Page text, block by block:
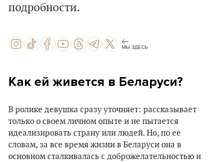
подробности.
МЫ ЗДЕСЬ
Как ей живется в Беларуси?
В ролике девушка сразу уточняет: рассказывает
только о своем личном опыте и не пытается
идеализировать страну или людей. Но, по ее
словам, за все время жизни в Беларуси она в
основном сталкивалась с доброжелательностью и